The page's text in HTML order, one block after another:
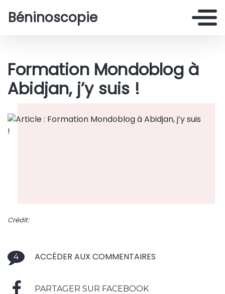
Béninoscopie
Formation Mondoblog à
Abidjan, j’y suis !
Crédit:
4 ACCÉDER AUX COMMENTAIRES
PARTAGER SUR FACEBOOK